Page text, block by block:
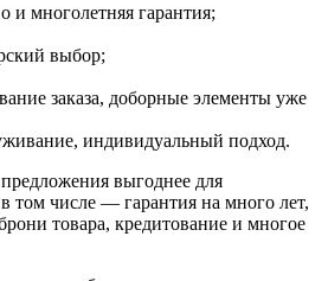
и многолетняя гарантия;
выбор;
заказа, доборные элементы уже
индивидуальный подход.
выгоднее для
том числе — гарантия на много лет,
товара, кредитование и многое